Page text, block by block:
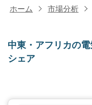
ホーム 市場分析
中東・アフリカの
シェア